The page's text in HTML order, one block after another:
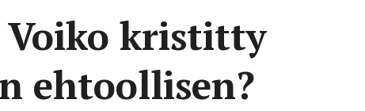
Voiko kristitty
ehtoollisen?